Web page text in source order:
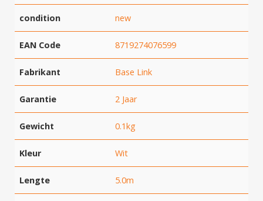
condition new
EAN Code 8719274076599
Fabrikant Base Link
Garantie 2 Jaar
Gewicht 0.1kg
Kleur Wit
Lengte 5.0m